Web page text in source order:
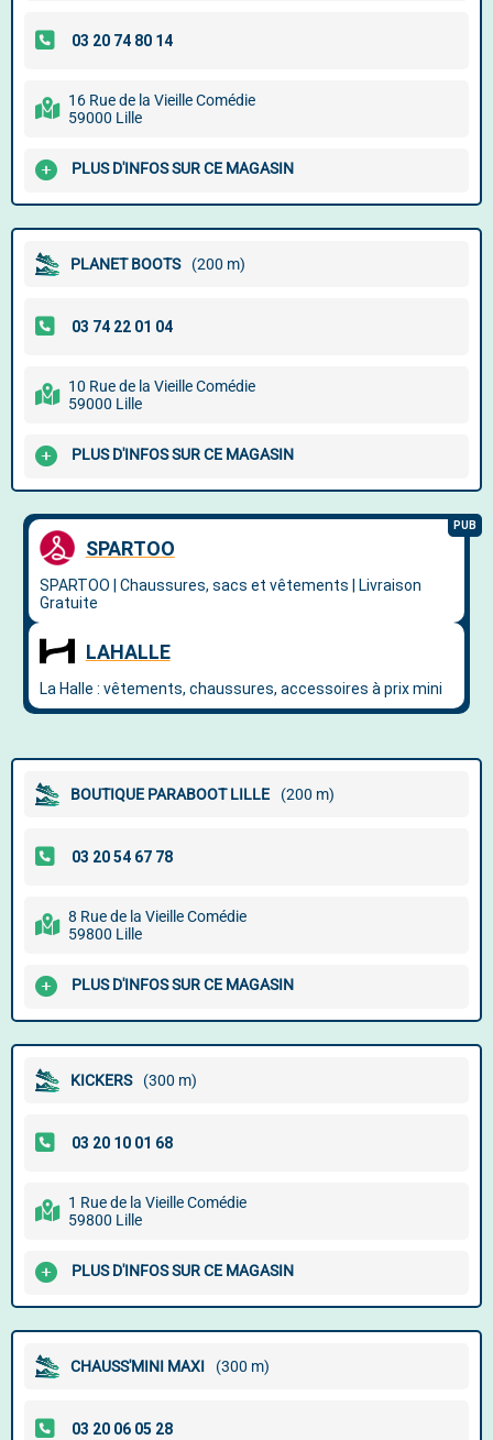
16 Rue de la Vieille Comédie
59000 Lille
PLUS D'INFOS SUR CE MAGASIN
PLANET BOOTS (200 m)
10 Rue de la Vieille Comédie
59000 Lille
PLUS D'INFOS SUR CE MAGASIN
BOUTIQUE PARABOOT LILLE (200 m)
8 Rue de la Vieille Comédie
59800 Lille
PLUS D'INFOS SUR CE MAGASIN
KICKERS (300 m)
1 Rue de la Vieille Comédie
59800 Lille
PLUS D'INFOS SUR CE MAGASIN
CHAUSS'MINI MAXI (300 m)